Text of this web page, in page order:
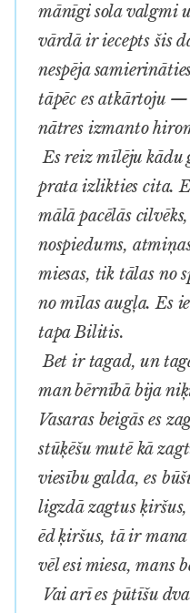
mānīgi sola valgmi
vārdā ir iecepts šis
nespēja
tāpēc es atkārtoju —
nātres izmanto
Es reiz mīlēju kādu
prata izlikties cita.
mālā pacēlās
nospiedums,
miesas, tik tālas no
no mīlas augļa. Es
tapa Bilitis.
Bet irtagad, un
man bērnībā bija
Vasaras beigās es
stūķēšu mutē kā
viesību galda, es
ligzdā zagtus
ēd ķiršus, tā ir
vēl esi miesa, mans
Vai arī es pūtīšu